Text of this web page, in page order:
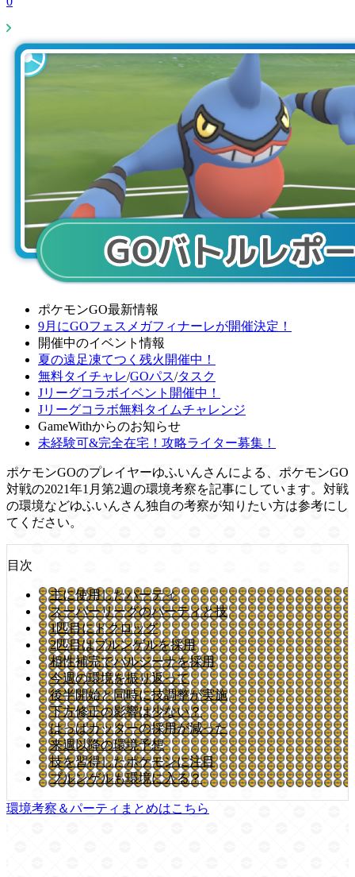
ポケモンGO最新情報
9月にGOフェスメガフィナーレが開催決定！
開催中のイベント情報
夏の遠足凍てつく残火開催中！
無料タイチャレ/GOパス/タスク
Jリーグコラボイベント開催中！
Jリーグコラボ無料タイムチャレンジ
GameWithからのお知らせ
未経験可&完全在宅！攻略ライター募集！
ポケモンGOのプレイヤーゆふいんさんによる、ポケモンGO
対戦の2021年1月第2週の環境考察を記事にしています。対戦
の環境などゆふいんさん独自の考察が知りたい方は参考にし
てください。
目次
主に使用したパーティ
スーパーリーグのパーティと技
1匹目にドクロッグ
2匹目はブルンゲルを採用
相性補完でバルジーナを採用
今週の環境を振り返って
後半開始と同時に技調整が実施
下方修正の影響は少ない？
はっぱカッターの採用が減った
来週以降の環境予想
技を習得したポケモンに注目
ブルンゲルも環境に入る？
環境考察＆パーティまとめはこちら